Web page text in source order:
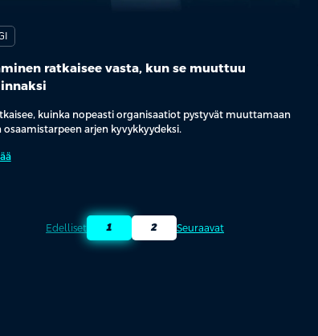
ratkaisee vasta, kun se muuttuu
kuinka nopeasti organisaatiot pystyvät muuttamaan
osaamistarpeen arjen kyvykkyydeksi.
Edelliset 1 2 Seuraavat